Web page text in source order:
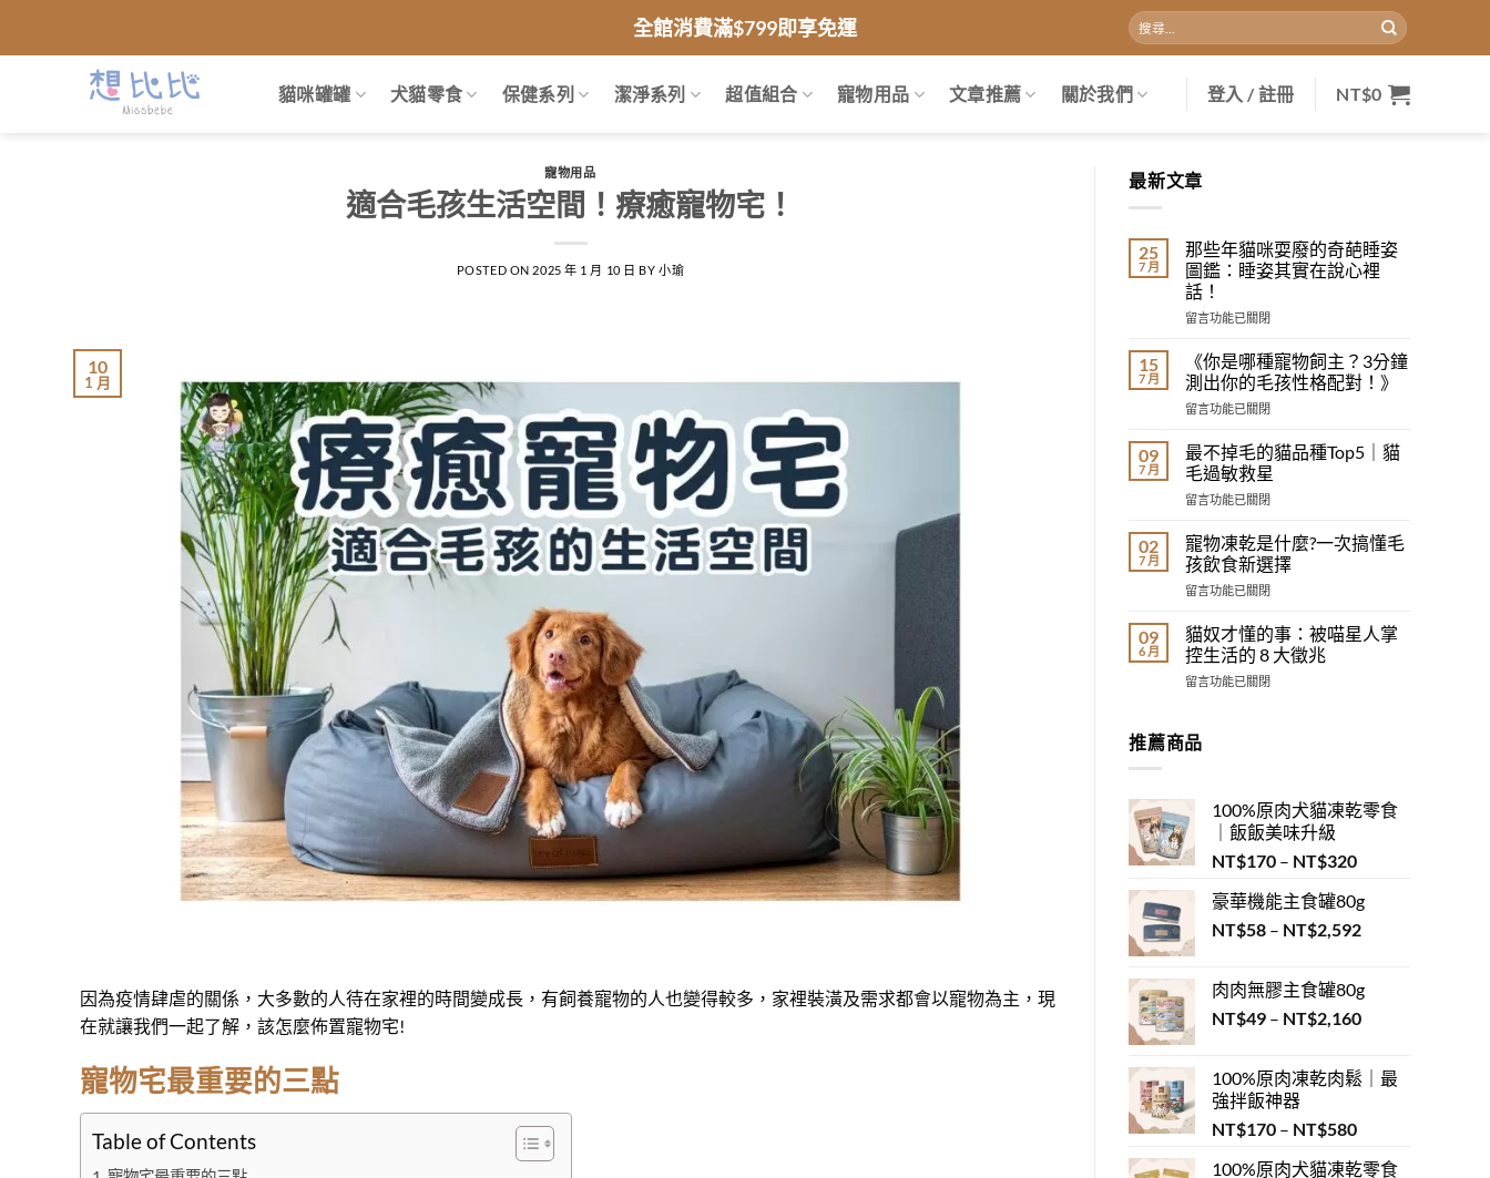
全館消費滿$799即享免運
搜
尋
關
字:
貓咪罐罐 犬貓零食 保健系列 潔淨系列 超值組合 寵物用品 文章推薦 關於我們 登入 / 註冊 NT$0
寵物用品
適合毛孩生活空間！療癒寵物宅！
POSTED ON 2025 年 1 月 10 日 BY小瑜
10
1 月
因為疫情肆虐的關係，大多數的人待在家裡的時間變成長，有飼養寵物的人也變得較多，家裡裝潢及需求都會以寵物為主，現
在就讓我們一起了解，該怎麼佈置寵物宅!
寵物宅最重要的三點
Table of Contents
最新文章
25
7 月
那些年貓咪耍廢的奇葩睡姿
圖鑑：睡姿其實在說心裡
話！
在
年
貓
咪
廢
的
奇
葩
姿
圖
睡
其
實
在
話！〉
留言功能已關閉
15
7 月
《你是哪種寵物飼主？3分鐘
測出你的毛孩性格配對！》
在
是
哪
種
寵
飼
主？
3
分
測
出
的
性
對！》〉
中
留言功能已關閉
09
7 月
最不掉毛的貓品種Top5｜貓
毛過敏救星
在
不
掉
毛
的
品
種
Top5
｜
過
星〉
中
留言功能已關閉
02
7 月
寵物凍乾是什麼?一次搞懂毛
孩飲食新選擇
在
物
凍
乾
是
一
毛
孩
飲
新
中
留言功能已關閉
09
6 月
貓奴才懂的事：被喵星人掌
控生活的 8 大徵兆
在
才
懂
喵
星
人
活
8
大
兆〉
留言功能已關閉
推薦商品
100%原肉犬貓凍乾零食
｜飯飯美味升級
NT$170 – NT$320價
範
圍：
NT$320
豪華機能主食罐80g
NT$58 – NT$2,592價
圍：
NT$58
NT$2,592
肉肉無膠主食罐80g
NT$49 – NT$2,160價
圍：
NT$2,160
100%原肉凍乾肉鬆｜最
強拌飯神器
NT$170 – NT$580價
100%原肉犬貓凍乾零食